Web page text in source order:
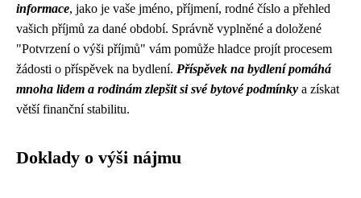
informace, jako je vaše jméno, příjmení, rodné číslo a přehled
vašich příjmů za dané období. Správně vyplněné a doložené
"Potvrzení o výši příjmů" vám pomůže hladce projít procesem
žádosti o příspěvek na bydlení. Příspěvek na bydlení pomáhá
mnoha lidem a rodinám zlepšit si své bytové podmínky a získat
větší finanční stabilitu.
Doklady o výši nájmu